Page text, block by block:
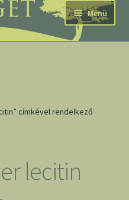
Menü
címkével rendelkező
lecitin